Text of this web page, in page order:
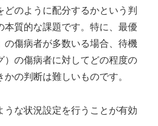
どのように配分するかという判
本質的な課題です。特に、最優
の傷病者が多数いる場合、待機
）の傷病者に対してどの程度の
かの判断は難しいものです。
うな状況設定を行うことが有効